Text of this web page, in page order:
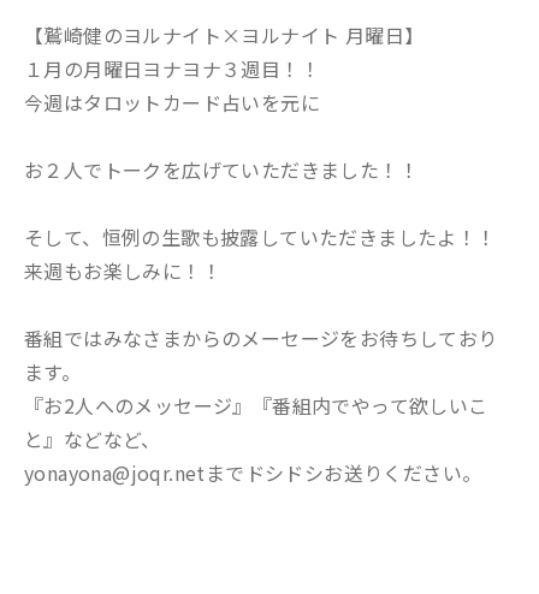
【鷲崎健のヨルナイト×ヨルナイト 月曜日】
１月の月曜日ヨナヨナ３週目！！
今週はタロットカード占いを元に
お２人でトークを広げていただきました！！
そして、恒例の生歌も披露していただきましたよ！！
来週もお楽しみに！！
番組ではみなさまからのメーセージをお待ちしており
ます。
『お2人へのメッセージ』『番組内でやって欲しいこ
と』などなど、
yonayona@joqr.netまでドシドシお送りください。